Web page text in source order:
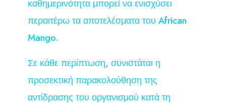
καθημερινότητα μπορεί να ενισχύσει
περαιτέρω τα αποτελέσματα του African
Mango.
Σε κάθε περίπτωση, συνιστάται η
προσεκτική παρακολούθηση της
αντίδρασης του οργανισμού κατά τη